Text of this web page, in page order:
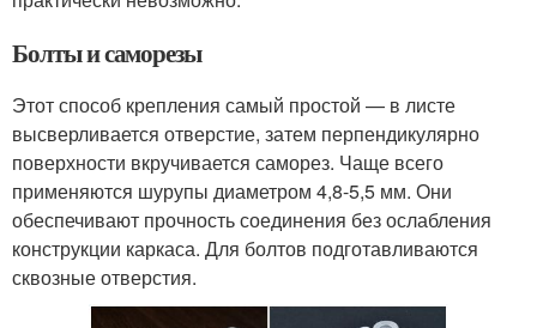
Болты и саморезы
Этот способ крепления самый простой — в листе
высверливается отверстие, затем перпендикулярно
поверхности вкручивается саморез. Чаще всего
применяются шурупы диаметром 4,8-5,5 мм. Они
обеспечивают прочность соединения без ослабления
конструкции каркаса. Для болтов подготавливаются
сквозные отверстия.